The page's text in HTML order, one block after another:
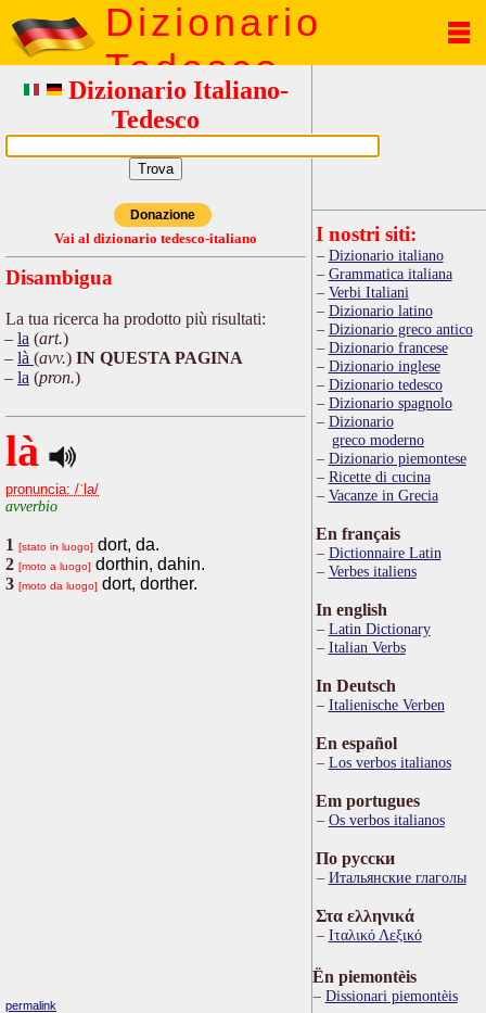
Dizionario
Tedesco
Dizionario Italiano-
Tedesco
Donazione
Vai al dizionario tedesco-italiano
Disambigua
La tua ricerca ha prodotto più risultati:
la (art.)
là (avv.) IN QUESTA PAGINA
la (pron.)
là
pronuncia: /ˈla/
avverbio
1 [stato in luogo] dort, da.
2 [moto a luogo] dorthin, dahin.
3 [moto da luogo] dort, dorther.
permalink
I nostri siti:
Dizionario italiano
Grammatica italiana
Verbi Italiani
Dizionario latino
Dizionario greco antico
Dizionario francese
Dizionario inglese
Dizionario tedesco
Dizionario spagnolo
Dizionario
greco moderno
Dizionario piemontese
Ricette di cucina
Vacanze in Grecia
En français
Dictionnaire Latin
Verbes italiens
In english
Latin Dictionary
Italian Verbs
In Deutsch
Italienische Verben
En español
Los verbos italianos
Em portugues
Os verbos italianos
По русски
Итальянские глаголы
Στα ελληνικά
Ιταλικό Λεξικό
Ën piemontèis
Dissionari piemontèis